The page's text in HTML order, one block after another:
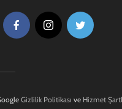
Gizlilik Politikası ve Hizmet